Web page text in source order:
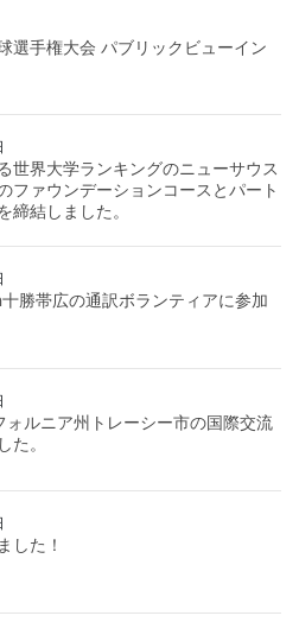
選手権大会 パブリックビューイン
世界大学ランキングのニューサウス
ファウンデーションコースとパート
締結しました。
勝帯広の通訳ボランティアに参加
ォルニア州トレーシー市の国際交流
た。
した！